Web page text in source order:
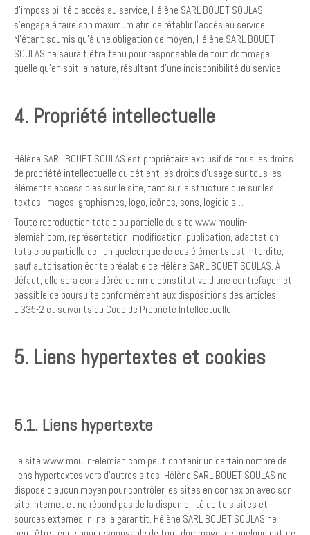
d’impossibilité d’accès au service, Hélène SARL BOUET SOULAS
s’engage à faire son maximum afin de rétablir l’accès au service.
N’étant soumis qu’à une obligation de moyen, Hélène SARL BOUET
SOULAS ne saurait être tenu pour responsable de tout dommage,
quelle qu’en soit la nature, résultant d’une indisponibilité du service.
4. Propriété intellectuelle
Hélène SARL BOUET SOULAS est propriétaire exclusif de tous les droits
de propriété intellectuelle ou détient les droits d’usage sur tous les
éléments accessibles sur le site, tant sur la structure que sur les
textes, images, graphismes, logo, icônes, sons, logiciels…
Toute reproduction totale ou partielle du site www.moulin-
elemiah.com, représentation, modification, publication, adaptation
totale ou partielle de l'un quelconque de ces éléments est interdite,
sauf autorisation écrite préalable de Hélène SARL BOUET SOULAS. À
défaut, elle sera considérée comme constitutive d’une contrefaçon et
passible de poursuite conformément aux dispositions des articles
L.335-2 et suivants du Code de Propriété Intellectuelle.
5. Liens hypertextes et cookies
5.1. Liens hypertexte
Le site www.moulin-elemiah.com peut contenir un certain nombre de
liens hypertextes vers d’autres sites. Hélène SARL BOUET SOULAS ne
dispose d'aucun moyen pour contrôler les sites en connexion avec son
site internet et ne répond pas de la disponibilité de tels sites et
sources externes, ni ne la garantit. Hélène SARL BOUET SOULAS ne